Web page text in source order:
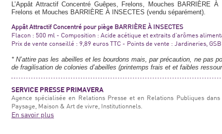
L’Appât Attractif Concentré Guêpes, Frelons, Mouches BARRIÈRE
Frelons et Mouches BARRIÈRE À INSECTES (vendu séparément).
Appât Attractif Concentré pour piège BARRIÈRE À INSECTES
Flacon : 500 ml - Composition : Acide acétique et extraits d’arômes
Prix de vente conseillé : 9,89 euros TTC - Points de vente : Jardineries,
* N’attire pas les abeilles et les bourdons mais, par précaution, ne pas
de fragilisation de colonies d’abeilles (printemps frais et et faibles
SERVICE PRESSE PRIMAVERA
Agence spécialisée en Relations Presse et en Relations Publiques
Paysage, Maison & Art de vivre, Institutionnels.
En savoir plus